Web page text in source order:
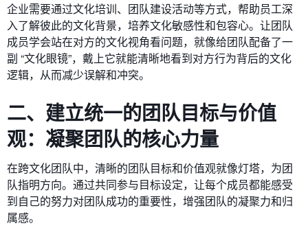
企业需要通过文化培训、团队建设活动等方式，帮助员工深
入了解彼此的文化背景，培养文化敏感性和包容心。让团队
成员学会站在对方的文化视角看问题，就像给团队配备了一
副 “文化眼镜”，戴上它就能清晰地看到对方行为背后的文化
逻辑，从而减少误解和冲突。
二、建立统一的团队目标与价值
观：凝聚团队的核心力量
在跨文化团队中，清晰的团队目标和价值观就像灯塔，为团
队指明方向。通过共同参与目标设定，让每个成员都能感受
到自己的努力对团队成功的重要性，增强团队的凝聚力和归
属感。